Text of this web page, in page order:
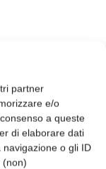
partner
e/o
a queste
di elaborare dati
o gli ID
(non)